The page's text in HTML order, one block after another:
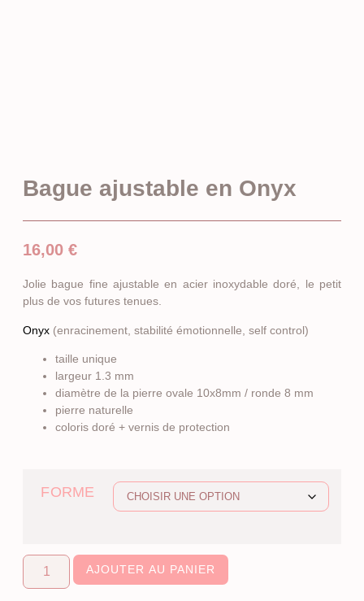
Bague ajustable en Onyx
16,00 €
Jolie bague fine ajustable en acier inoxydable doré, le petit
plus de vos futures tenues.
Onyx (enracinement, stabilité émotionnelle, self control)
taille unique
largeur 1.3 mm
diamètre de la pierre ovale 10x8mm / ronde 8 mm
pierre naturelle
coloris doré + vernis de protection
FORME
quantité
Bague
ajustable
AJOUTER AU PANIER